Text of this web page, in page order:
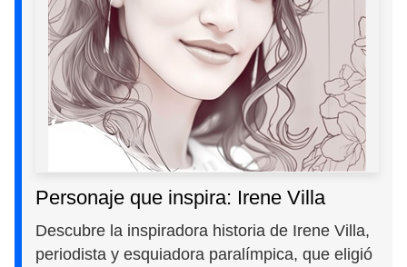
Personaje que inspira: Irene Villa
Descubre la inspiradora historia de Irene Villa,
periodista y esquiadora paralímpica, que eligió